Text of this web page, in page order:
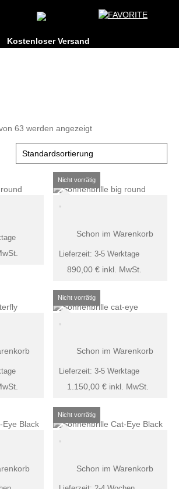
63 werden angezeigt
890,00€ inkl. MwSt.
Lieferzeit:3-5 Werktage
Schon im Warenkorb
1.150,00€ inkl. MwSt.
Lieferzeit:3-5 Werktage
Schon im Warenkorb
Schon im Warenkorb